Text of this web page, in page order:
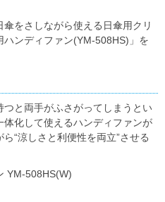
をさしながら使える日傘用クリ
ンディファン(YM-508HS)」を
と両手がふさがってしまうとい
化して使えるハンディファンが
“涼しさと利便性を両立”させる
YM-508HS(W)